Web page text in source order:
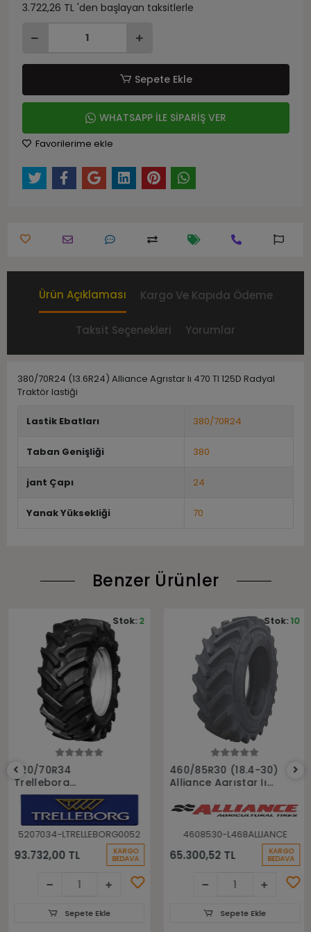
3.722,26 TL 'den başlayan taksitlerle
Sepete Ekle
WHATSAPP İLE SİPARİŞ VER
Favorilerime ekle
Ürün Açıklaması Kargo Ve Kapıda Ödeme
Taksit Seçenekleri Yorumlar
380/70R24 (13.6R24) Alliance Agrıstar Iı 470 Tl 125D Radyal
Traktör lastiği
Lastik Ebatları 380/70R24
Taban Genişliği 380
jant Çapı 24
Yanak Yüksekliği 70
Benzer Ürünler
520/70R34
Trelleborg
148A8(148B) Tm700
Tl Radyal Traktör
Lastiği
5207034-LTRELLEBORG0052
93.732,00 TL KARGO
BEDAVA
Stok:2
Sepete Ekle
Sepete Ekle
460/85R30 (18.4-30)
Alliance Agrıstar Iı
Traktör lastiği
4608530-L468ALLIANCE
65.300,52 TL KARGO
BEDAVA
Stok:10
Sepete Ekle